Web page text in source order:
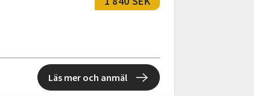
Läs mer och anmäl